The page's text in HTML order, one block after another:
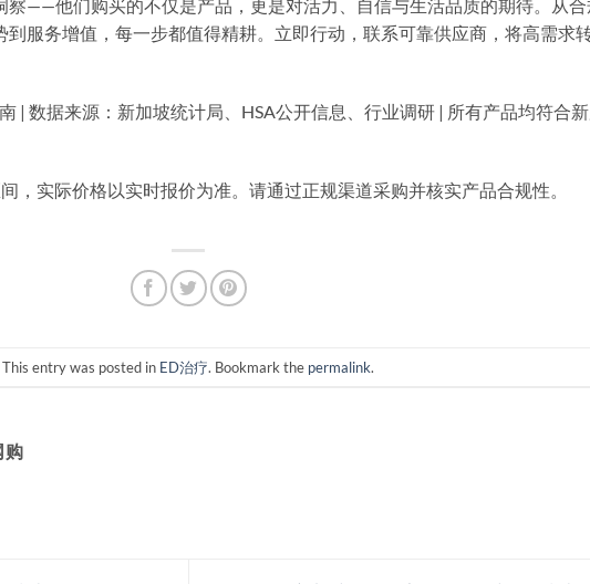
察——他们购买的不仅是产品，更是对活力、自信与生活品质的期待。从
服务增值，每一步都值得精耕。立即行动，联系可靠供应商，将高需求
| 数据来源：新加坡统计局、HSA公开信息、行业调研 | 所有产品均符合
，实际价格以实时报价为准。请通过正规渠道采购并核实产品合规性。
This entry was posted in ED治疗. Bookmark the permalink.
购